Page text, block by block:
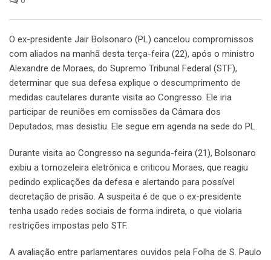
O ex-presidente Jair Bolsonaro (PL) cancelou compromissos
com aliados na manhã desta terça-feira (22), após o ministro
Alexandre de Moraes, do Supremo Tribunal Federal (STF),
determinar que sua defesa explique o descumprimento de
medidas cautelares durante visita ao Congresso. Ele iria
participar de reuniões em comissões da Câmara dos
Deputados, mas desistiu. Ele segue em agenda na sede do PL.
Durante visita ao Congresso na segunda-feira (21), Bolsonaro
exibiu a tornozeleira eletrônica e criticou Moraes, que reagiu
pedindo explicações da defesa e alertando para possível
decretação de prisão. A suspeita é de que o ex-presidente
tenha usado redes sociais de forma indireta, o que violaria
restrições impostas pelo STF.
A avaliação entre parlamentares ouvidos pela Folha de S. Paulo